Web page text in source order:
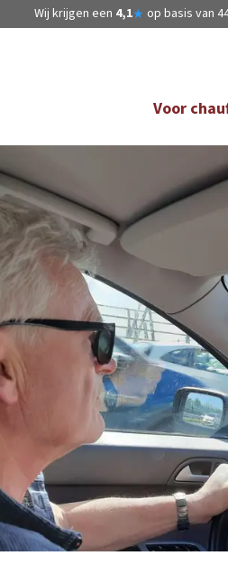
Wij krijgen een 4,1★ op basis van
Voor